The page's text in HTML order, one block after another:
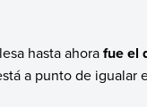
hasta ahorafue el
a punto de igualar